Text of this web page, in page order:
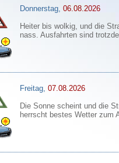
Donnerstag, 06.08.2026
Heiter bis wolkig, und die
nass. Ausfahrten sind
Freitag, 07.08.2026
Die Sonne scheint und die
herrscht bestes Wetter zum